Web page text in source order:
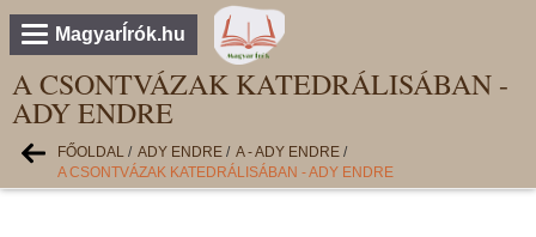
MagyarÍrók.hu
A CSONTVÁZAK KATEDRÁLISÁBAN -
ADY ENDRE
FŐOLDAL / ADY ENDRE / A - ADY ENDRE /
A CSONTVÁZAK KATEDRÁLISÁBAN - ADY ENDRE